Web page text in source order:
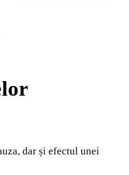
dar și efectul unei